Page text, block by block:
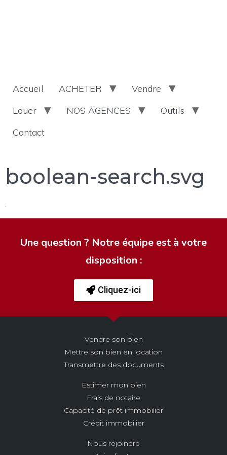
Accueil ACHETER
Vendre
Louer
NOS AGENCES
Outils
Contact
boolean-search.svg
Une question ? Notre équipe est à votre
disposition :
Cliquez-ici
Vendre son bien
Mettre son bien en location
Transmettre des documents
Estimer mon bien
Frais de notaire
Capacité de prêt immobilier
Crédit immobilier
Nous rejoindre